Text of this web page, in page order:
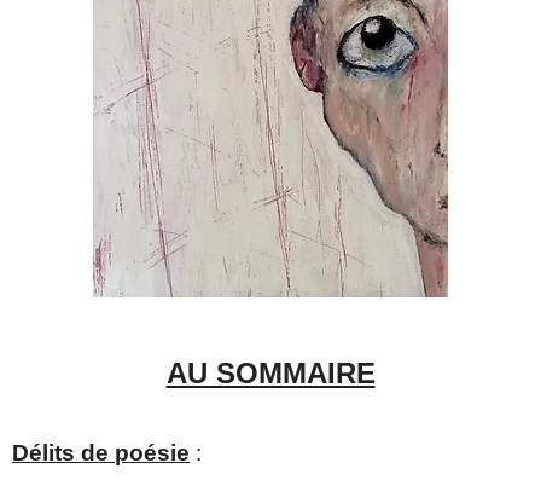
AU SOMMAIRE
Délits de poésie :